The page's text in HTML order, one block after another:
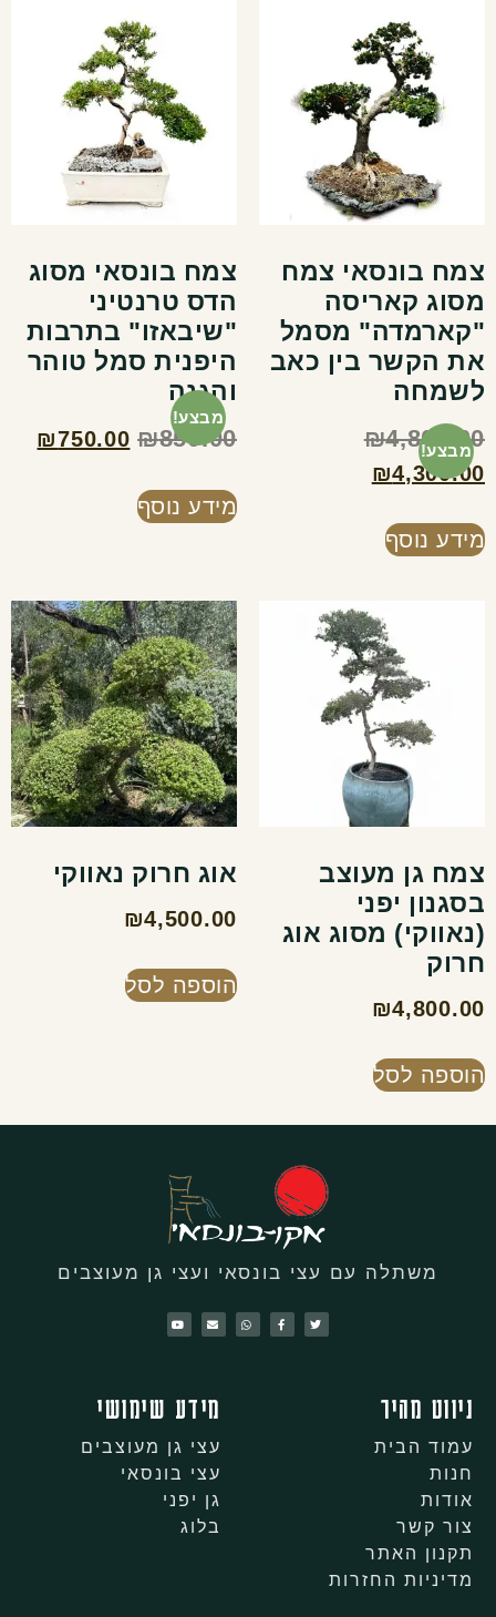
מבצע!
צמח בונסאי צמח
מסוג קאריסה
"קארמדה" מסמל
את הקשר בין כאב
לשמחה
₪4,800.00
₪4,300.00
מידע נוסף
מבצע!
צמח בונסאי מסוג
הדס טרנטיני
"שיבאזו" בתרבות
היפנית סמל טוהר
והגנה
₪850.00
₪750.00
מידע נוסף
צמח גן מעוצב
בסגנון יפני
(נאווקי) מסוג אוג
חרוק
₪4,800.00
הוספה לסל
אוג חרוק נאווקי
₪4,500.00
הוספה לסל
משתלה עם עצי בונסאי ועצי גן מעוצבים
ניווט מהיר
עמוד הבית
חנות
אודות
צור קשר
תקנון האתר
מדיניות החזרות
מידע שימושי
עצי גן מעוצבים
עצי בונסאי
גן יפני
בלוג